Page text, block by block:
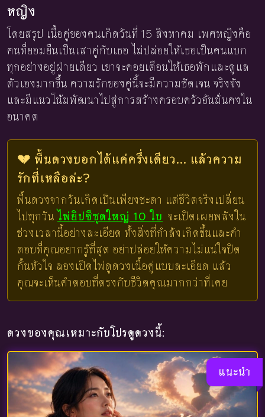
หญิง
โดยสรุป เนื้อคู่ของคนเกิดวันที่ 15 สิงหาคม เพศหญิงคือ
คนที่ยอมยืนเป็นเสาคู่กับเธอ ไม่ปล่อยให้เธอเป็นคนแบก
ทุกอย่างอยู่ฝ่ายเดียว เขาจะคอยเตือนให้เธอพักและดูแล
ตัวเองมากขึ้น ความรักของคู่นี้จะมีความชัดเจน จริงจัง
และมีแนวโน้มพัฒนาไปสู่การสร้างครอบครัวอันมั่นคงใน
อนาคต
💔 พื้นดวงบอกได้แค่ครึ่งเดียว... แล้วความ
รักที่เหลือล่ะ?
พื้นดวงจากวันเกิดเป็นเพียงชะตา แต่ชีวิตจริงเปลี่ยน
ไปทุกวัน ไพ่ยิปซีชุดใหญ่ 10 ใบ จะเปิดเผยพลังใน
ช่วงเวลานี้อย่างละเอียด ทั้งสิ่งที่กำลังเกิดขึ้นและคำ
ตอบที่คุณอยากรู้ที่สุด อย่าปล่อยให้ความไม่แน่ใจปิด
กั้นหัวใจ ลองเปิดไพ่ดูดวงเนื้อคู่แบบละเอียด แล้ว
คุณจะเห็นคำตอบที่ตรงกับชีวิตคุณมากกว่าที่เคย
ดวงของคุณเหมาะกับโปรดูดวงนี้:
แนะนำ